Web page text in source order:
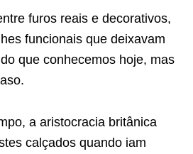
furos reais e decorativos,
funcionais que deixavam
que conhecemos hoje, mas
a aristocracia britânica
calçados quando iam